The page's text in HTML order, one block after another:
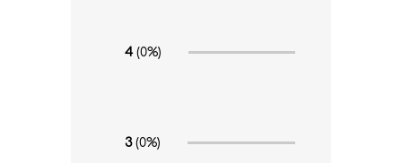
4(0%)
3(0%)